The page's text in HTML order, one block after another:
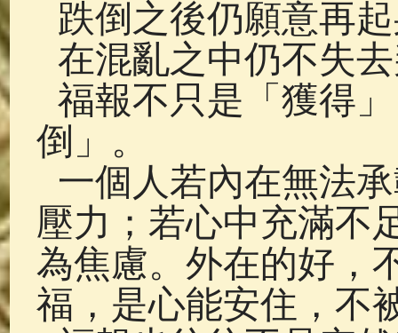
跌倒之後仍願意再
在混亂之中仍不失
福報不只是「獲得
倒」。
一個人若內在無法
壓力；若心中充滿不
為焦慮。外在的好，
福，是心能安住，不